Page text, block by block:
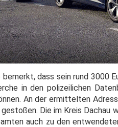
dass sein rund 3000
in den polizeilichen
An der ermittelten
Die im Kreis Dachau
auch zu den